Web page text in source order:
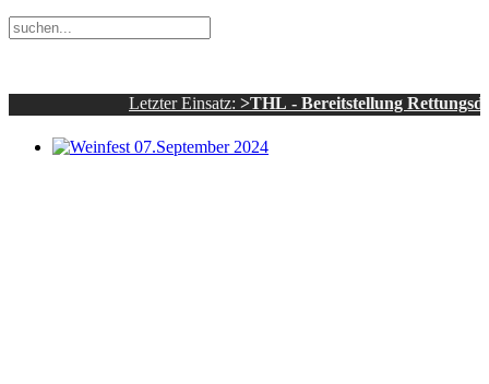
Letzter Einsatz:>THL - Bereitstellung Rettungsdienst -